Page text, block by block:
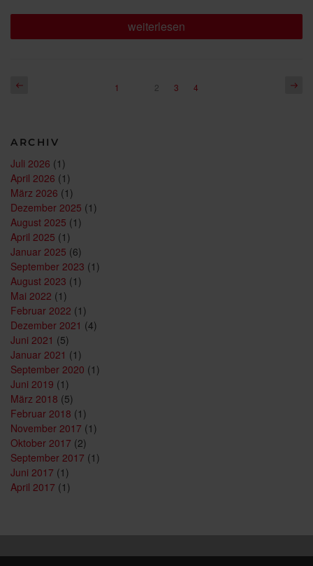
„Markisen-
Aktion“
weiterlesen
Seitennummerierung
Vorherige Seite
1 2 Seite
3 Seite
4
ARCHIV
Juli 2026 (1)
April 2026 (1)
März 2026 (1)
Dezember 2025 (1)
August 2025 (1)
April 2025 (1)
Januar 2025 (6)
September 2023 (1)
August 2023 (1)
Mai 2022 (1)
Februar 2022 (1)
Dezember 2021 (4)
Juni 2021 (5)
Januar 2021 (1)
September 2020 (1)
Juni 2019 (1)
März 2018 (5)
Februar 2018 (1)
November 2017 (1)
Oktober 2017 (2)
September 2017 (1)
Juni 2017 (1)
April 2017 (1)